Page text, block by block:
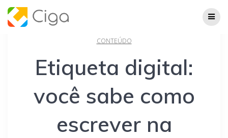
CONTEÚDO
Etiqueta digital:
você sabe como
escrever na